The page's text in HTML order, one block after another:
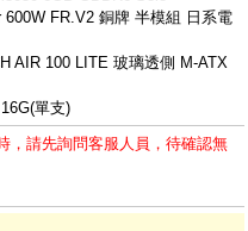
600W FR.V2 銅牌 半模組 日系電
AIR 100 LITE 玻璃透側 M-ATX
單支)
，請先詢問客服人員，待確認無